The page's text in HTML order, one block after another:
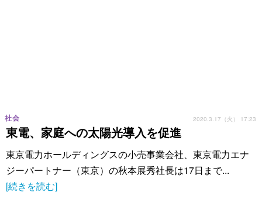
東電、家庭への太陽光導入を促進
社会 2020.3.17（火） 17:23
東京電力ホールディングスの小売事業会社、東京電力エナ
ジーパートナー（東京）の秋本展秀社長は17日まで...
[続きを読む]